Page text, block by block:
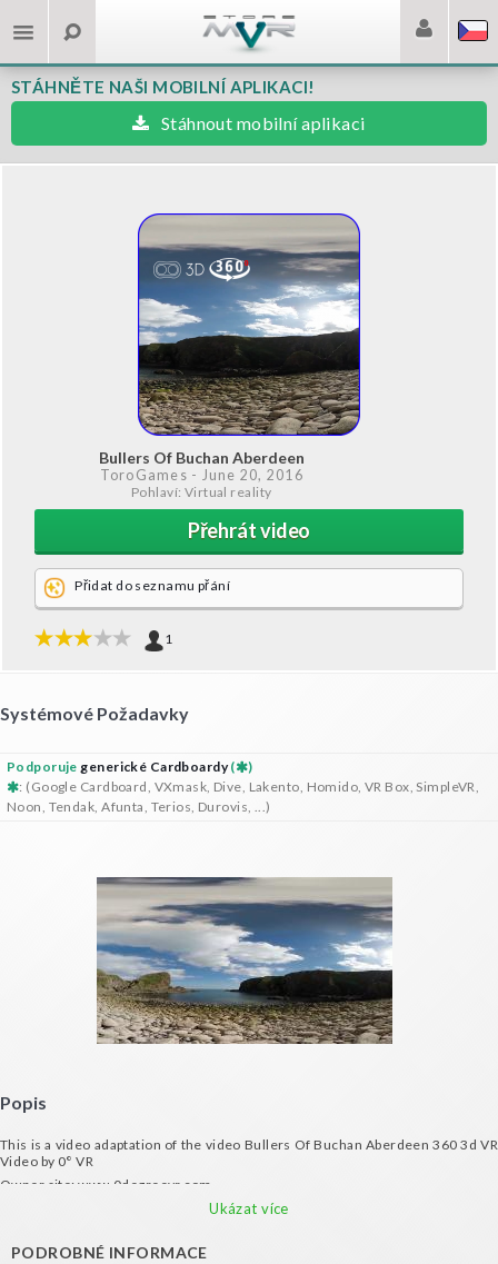
STÁHNĚTE NAŠI MOBILNÍ APLIKACI!
Stáhnout mobilní aplikaci
Bullers Of Buchan Aberdeen
ToroGames - June 20, 2016
Pohlaví: Virtual reality
Přehrát video
Přidat do seznamu přání
1
Systémové Požadavky
Podporujegenerické Cardboardy(
)
: (Google Cardboard, VXmask, Dive, Lakento, Homido, VR Box, SimpleVR,
Noon, Tendak, Afunta, Terios, Durovis, ...)
Popis
This is a video adaptation of the video Bullers Of Buchan Aberdeen 360 3d VR
Video by 0° VR
Owner site: www.0degreevr.com
Ukázat více
PODROBNÉ INFORMACE